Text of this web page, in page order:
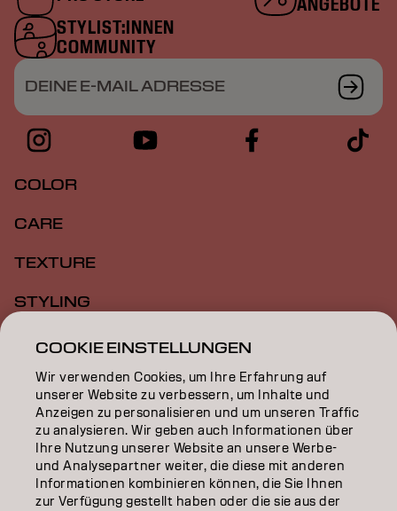
STYLIST:INNEN
COMMUNITY
DEINE E-MAIL ADRESSE
COLOR
CARE
TEXTURE
STYLING
INSPIRATION
EDUCATION
ÜBER
SALON FINDER
PARTNER WERDEN
COOKIE EINSTELLUNGEN
Wir verwenden Cookies, um Ihre Erfahrung auf
unserer Website zu verbessern, um Inhalte und
Anzeigen zu personalisieren und um unseren Traffic
zu analysieren. Wir geben auch Informationen über
Ihre Nutzung unserer Website an unsere Werbe-
und Analysepartner weiter, die diese mit anderen
Informationen kombinieren können, die Sie Ihnen
zur Verfügung gestellt haben oder die sie aus der